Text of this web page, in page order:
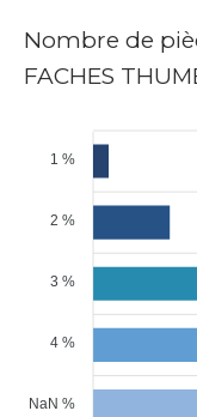
Nombre de
FACHES
1 %
2 %
3 %
4 %
NaN %